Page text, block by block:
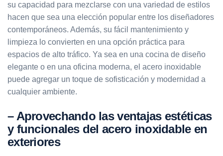
su capacidad para mezclarse con una variedad de estilos
hacen que sea una elección popular entre los diseñadores
contemporáneos. Además, su fácil mantenimiento y
limpieza lo convierten en una opción práctica para
espacios de alto tráfico. Ya sea en una cocina de diseño
elegante o en una oficina moderna, el acero inoxidable
puede agregar un toque de sofisticación y modernidad a
cualquier ambiente.
– Aprovechando las ventajas estéticas
y funcionales del acero inoxidable en
exteriores